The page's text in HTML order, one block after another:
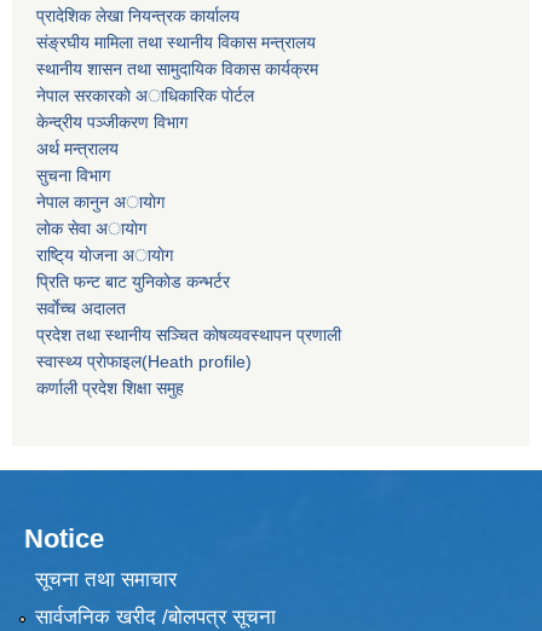
प्रादेशिक लेखा नियन्त्रक कार्यालय
संङ्रघीय मामिला तथा स्थानीय विकास मन्त्रालय
स्थानीय शासन तथा सामुदायिक विकास कार्यक्रम
नेपाल सरकारकाे अाधिकारिक पाेर्टल
केन्द्रीय पञ्जीकरण विभाग
अर्थ मन्त्रालय
सुचना विभाग
नेपाल कानुन अायाेग
लाेक सेवा अायाेग
राष्टि्य याेजना अायाेग
प्रिति फन्ट बाट युनिकाेड कन्भर्टर
सर्वाेच्च अदालत
प्रदेश तथा स्थानीय सञ्चित काेषव्यवस्थापन प्रणाली
स्वास्थ्य प्राेफाइल(Heath profile)
कर्णाली प्रदेश शिक्षा समुह
Notice
सूचना तथा समाचार
सार्वजनिक खरीद /बोलपत्र सूचना